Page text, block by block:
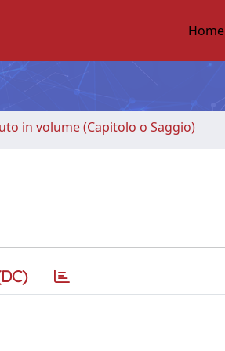
Home
in volume (Capitolo o Saggio)